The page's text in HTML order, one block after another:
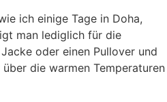
ich einige Tage in Doha,
man lediglich für die
oder einen Pullover und
die warmen Temperaturen